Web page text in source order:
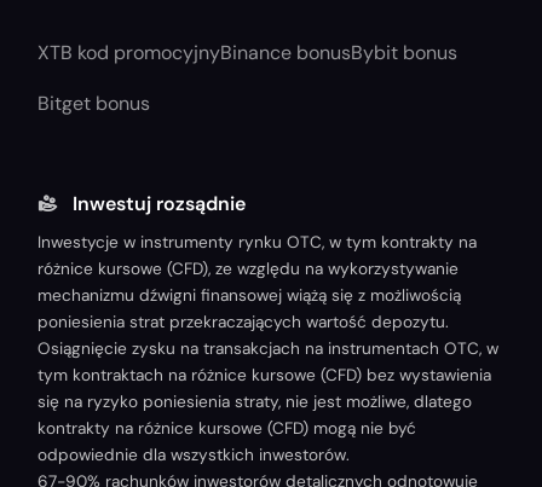
XTB kod promocyjnyBinance bonusBybit bonus
Bitget bonus
Inwestuj rozsądnie
Inwestycje w instrumenty rynku OTC, w tym kontrakty na
różnice kursowe (CFD), ze względu na wykorzystywanie
mechanizmu dźwigni finansowej wiążą się z możliwością
poniesienia strat przekraczających wartość depozytu.
Osiągnięcie zysku na transakcjach na instrumentach OTC, w
tym kontraktach na różnice kursowe (CFD) bez wystawienia
się na ryzyko poniesienia straty, nie jest możliwe, dlatego
kontrakty na różnice kursowe (CFD) mogą nie być
odpowiednie dla wszystkich inwestorów.
67-90% rachunków inwestorów detalicznych odnotowuje